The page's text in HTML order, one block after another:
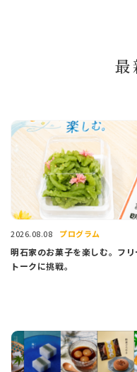
最
2026.08.08 プログラム
明石家のお菓子を楽しむ。フリ
トークに挑戦。